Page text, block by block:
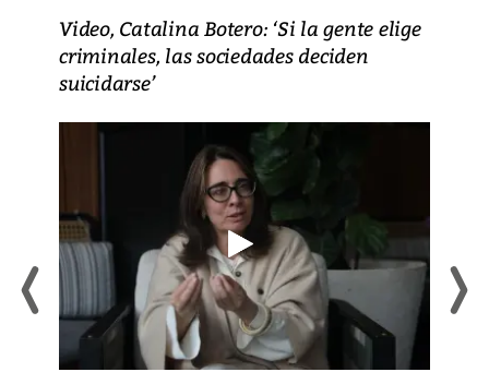
Video, Catalina Botero: ‘Si la gente elige
criminales, las sociedades deciden
suicidarse’